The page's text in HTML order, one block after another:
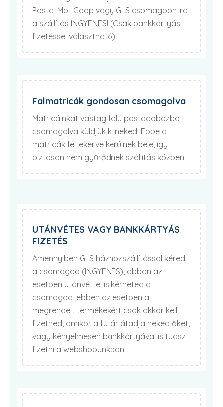
Posta, Mol, Coop vagy GLS csomagpontra
a szállítás INGYENES! (Csak bankkártyás
fizetéssel választható)
Falmatricák gondosan csomagolva
Matricáinkat vastag falú postadobozba
csomagolva küldjük ki neked. Ebbe a
matricák feltekerve kerülnek bele, így
biztosan nem gyűrődnek szállítás közben.
UTÁNVÉTES VAGY BANKKÁRTYÁS
FIZETÉS
Amennyiben GLS házhozszállítással kéred
a csomagod (INGYENES), abban az
esetben utánvéttel is kérheted a
csomagod, ebben az esetben a
megrendelt termékekért csak akkor kell
fizetned, amikor a futár átadja neked őket,
vagy kényelmesen bankkártyával is tudsz
fizetni a webshopunkban.